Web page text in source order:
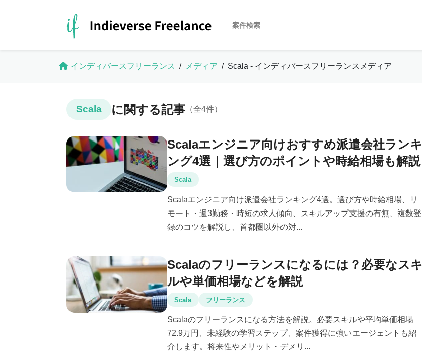
案件検索
インディバースフリーランス / メディア / Scala - インディバースフリーランスメディア
Scala に関する記事 （全4件）
Scalaエンジニア向けおすすめ派遣会社ランキ
ング4選｜選び方のポイントや時給相場も解説
Scala
Scalaエンジニア向け派遣会社ランキング4選。選び方や時給相場、リ
モート・週3勤務・時短の求人傾向、スキルアップ支援の有無、複数登
録のコツを解説し、首都圏以外の対...
Scalaのフリーランスになるには？必要なスキ
ルや単価相場などを解説
Scala フリーランス
Scalaのフリーランスになる方法を解説。必要スキルや平均単価相場
72.9万円、未経験の学習ステップ、案件獲得に強いエージェントも紹
介します。将来性やメリット・デメリ...